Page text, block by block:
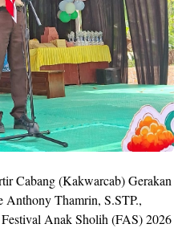
Cabang (Kakwarcab) Gerakan
Thamrin, S.STP.,
Anak Sholih (FAS) 2026